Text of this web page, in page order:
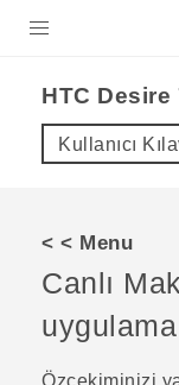
VIVE
VIVERSE
DESTEK
HTC Desire
Kullanıcı
< < Menu
Canlı
uygulama